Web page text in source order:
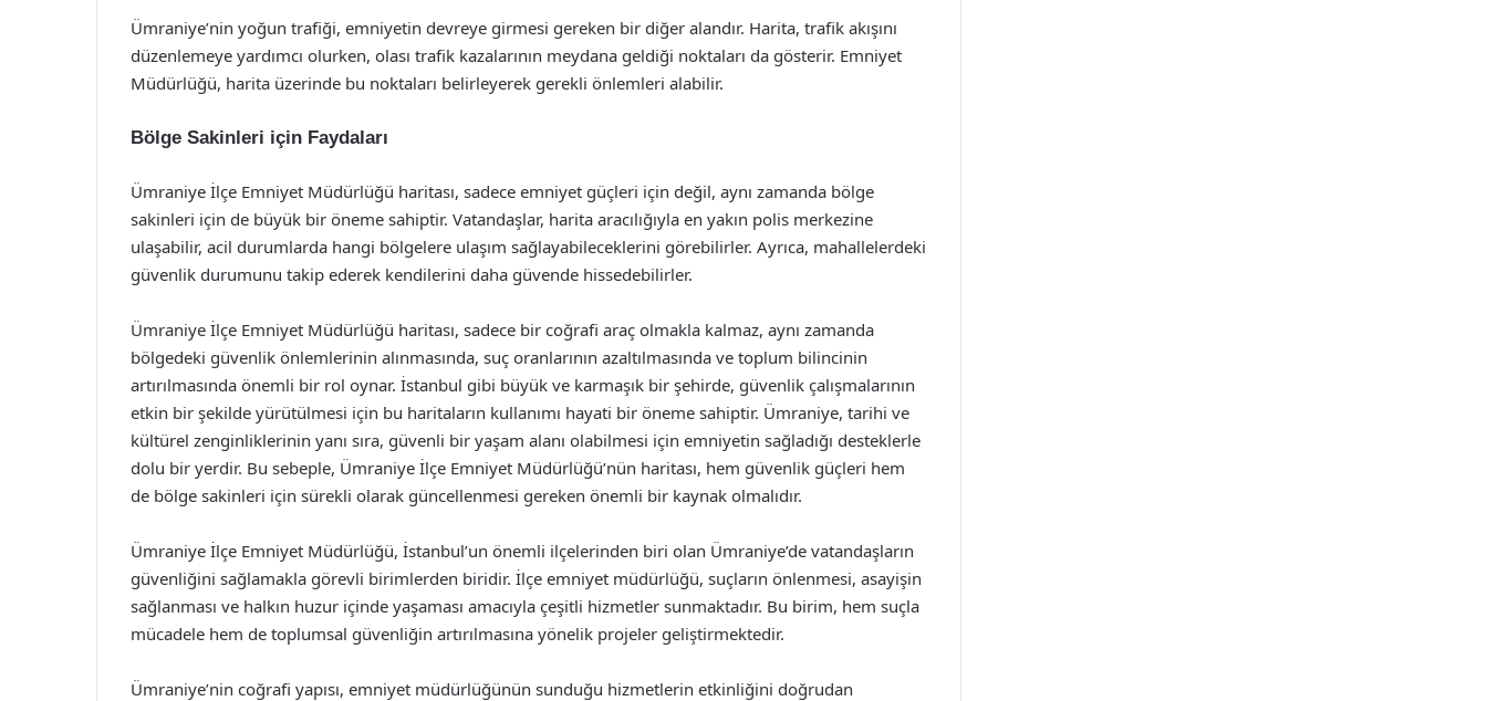
Ümraniye’nin yoğun trafiği, emniyetin devreye girmesi gereken bir diğer alandır. Harita, trafik akışını
düzenlemeye yardımcı olurken, olası trafik kazalarının meydana geldiği noktaları da gösterir. Emniyet
Müdürlüğü, harita üzerinde bu noktaları belirleyerek gerekli önlemleri alabilir.
Bölge Sakinleri için Faydaları
Ümraniye İlçe Emniyet Müdürlüğü haritası, sadece emniyet güçleri için değil, aynı zamanda bölge
sakinleri için de büyük bir öneme sahiptir. Vatandaşlar, harita aracılığıyla en yakın polis merkezine
ulaşabilir, acil durumlarda hangi bölgelere ulaşım sağlayabileceklerini görebilirler. Ayrıca, mahallelerdeki
güvenlik durumunu takip ederek kendilerini daha güvende hissedebilirler.
Ümraniye İlçe Emniyet Müdürlüğü haritası, sadece bir coğrafi araç olmakla kalmaz, aynı zamanda
bölgedeki güvenlik önlemlerinin alınmasında, suç oranlarının azaltılmasında ve toplum bilincinin
artırılmasında önemli bir rol oynar. İstanbul gibi büyük ve karmaşık bir şehirde, güvenlik çalışmalarının
etkin bir şekilde yürütülmesi için bu haritaların kullanımı hayati bir öneme sahiptir. Ümraniye, tarihi ve
kültürel zenginliklerinin yanı sıra, güvenli bir yaşam alanı olabilmesi için emniyetin sağladığı desteklerle
dolu bir yerdir. Bu sebeple, Ümraniye İlçe Emniyet Müdürlüğü’nün haritası, hem güvenlik güçleri hem
de bölge sakinleri için sürekli olarak güncellenmesi gereken önemli bir kaynak olmalıdır.
Ümraniye İlçe Emniyet Müdürlüğü, İstanbul’un önemli ilçelerinden biri olan Ümraniye’de vatandaşların
güvenliğini sağlamakla görevli birimlerden biridir. İlçe emniyet müdürlüğü, suçların önlenmesi, asayişin
sağlanması ve halkın huzur içinde yaşaması amacıyla çeşitli hizmetler sunmaktadır. Bu birim, hem suçla
mücadele hem de toplumsal güvenliğin artırılmasına yönelik projeler geliştirmektedir.
Ümraniye’nin coğrafi yapısı, emniyet müdürlüğünün sunduğu hizmetlerin etkinliğini doğrudan